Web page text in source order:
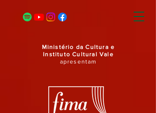
Ministério da Cultura e
Instituto Cultural Vale
apresentam